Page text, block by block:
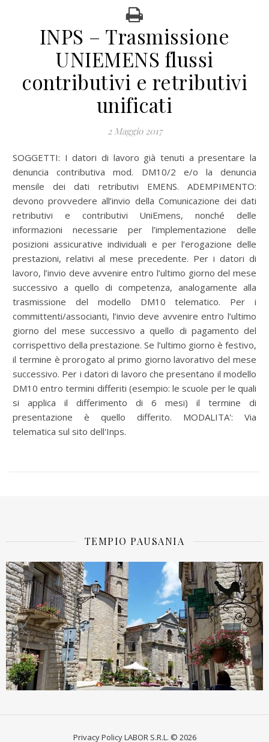
INPS – Trasmissione
UNIEMENS flussi
contributivi e retributivi
unificati
2 Maggio 2017
SOGGETTI: I datori di lavoro già tenuti a presentare la
denuncia contributiva mod. DM10/2 e/o la denuncia
mensile dei dati retributivi EMENS. ADEMPIMENTO:
devono provvedere all’invio della Comunicazione dei dati
retributivi e contributivi UniEmens, nonché delle
informazioni necessarie per l’implementazione delle
posizioni assicurative individuali e per l’erogazione delle
prestazioni, relativi al mese precedente. Per i datori di
lavoro, l’invio deve avvenire entro l’ultimo giorno del mese
successivo a quello di competenza, analogamente alla
trasmissione del modello DM10 telematico. Per i
committenti/associanti, l’invio deve avvenire entro l’ultimo
giorno del mese successivo a quello di pagamento del
corrispettivo della prestazione. Se l’ultimo giorno è festivo,
il termine è prorogato al primo giorno lavorativo del mese
successivo. Per i datori di lavoro che presentano il modello
DM10 entro termini differiti (esempio: le scuole per le quali
si applica il differimento di 6 mesi) il termine di
presentazione è quello differito. MODALITA': Via
telematica sul sito dell'Inps.
TEMPIO PAUSANIA
Privacy PolicyLABOR S.R.L. © 2026